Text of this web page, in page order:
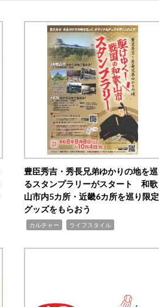
豊臣秀吉・秀長兄弟ゆかりの地を巡
るスタンプラリーがスタート 和歌
山市内5カ所・近畿6カ所を巡り限定
グッズをもらおう
カルチャー ライフスタイル